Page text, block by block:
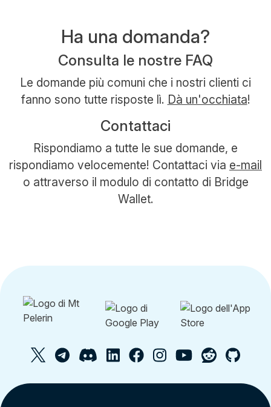
Ha una domanda?
Consulta le nostre FAQ
Le domande più comuni che i nostri clienti ci
fanno sono tutte risposte lì. Dà un'occhiata!
Contattaci
Rispondiamo a tutte le sue domande, e
rispondiamo velocemente! Contattaci via e-mail
o attraverso il modulo di contatto di Bridge
Wallet.